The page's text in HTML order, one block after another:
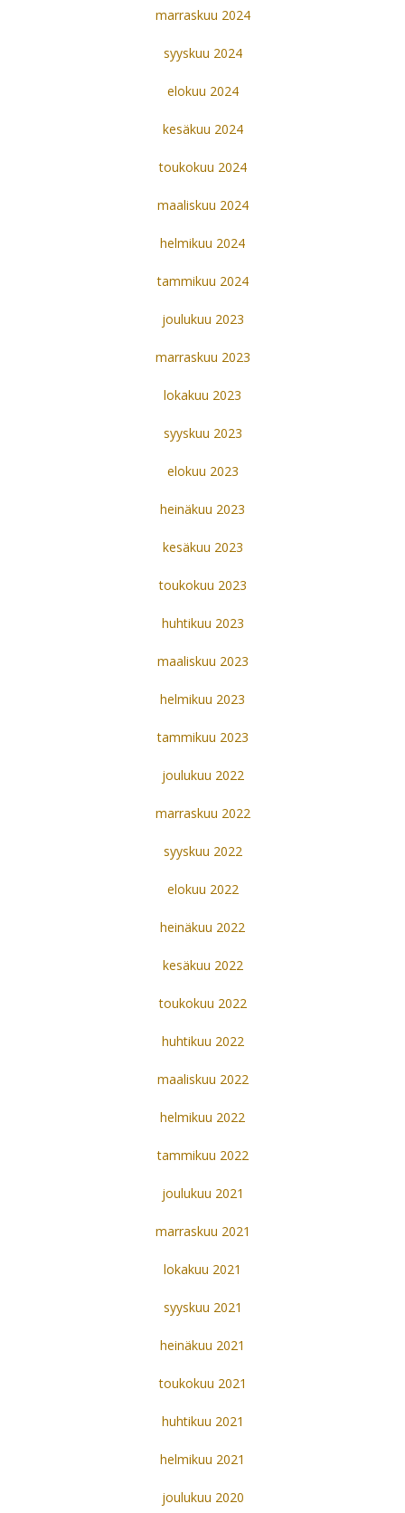
marraskuu 2024
syyskuu 2024
elokuu 2024
kesäkuu 2024
toukokuu 2024
maaliskuu 2024
helmikuu 2024
tammikuu 2024
joulukuu 2023
marraskuu 2023
lokakuu 2023
syyskuu 2023
elokuu 2023
heinäkuu 2023
kesäkuu 2023
toukokuu 2023
huhtikuu 2023
maaliskuu 2023
helmikuu 2023
tammikuu 2023
joulukuu 2022
marraskuu 2022
syyskuu 2022
elokuu 2022
heinäkuu 2022
kesäkuu 2022
toukokuu 2022
huhtikuu 2022
maaliskuu 2022
helmikuu 2022
tammikuu 2022
joulukuu 2021
marraskuu 2021
lokakuu 2021
syyskuu 2021
heinäkuu 2021
toukokuu 2021
huhtikuu 2021
helmikuu 2021
joulukuu 2020